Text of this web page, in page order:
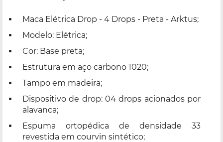
Maca Elétrica Drop - 4 Drops - Preta - Arktus;
Modelo: Elétrica;
Cor: Base preta;
Estrutura em aço carbono 1020;
Tampo em madeira;
Dispositivo de drop: 04 drops acionados por
alavanca;
Espuma ortopédica de densidade 33
revestida em courvin sintético;